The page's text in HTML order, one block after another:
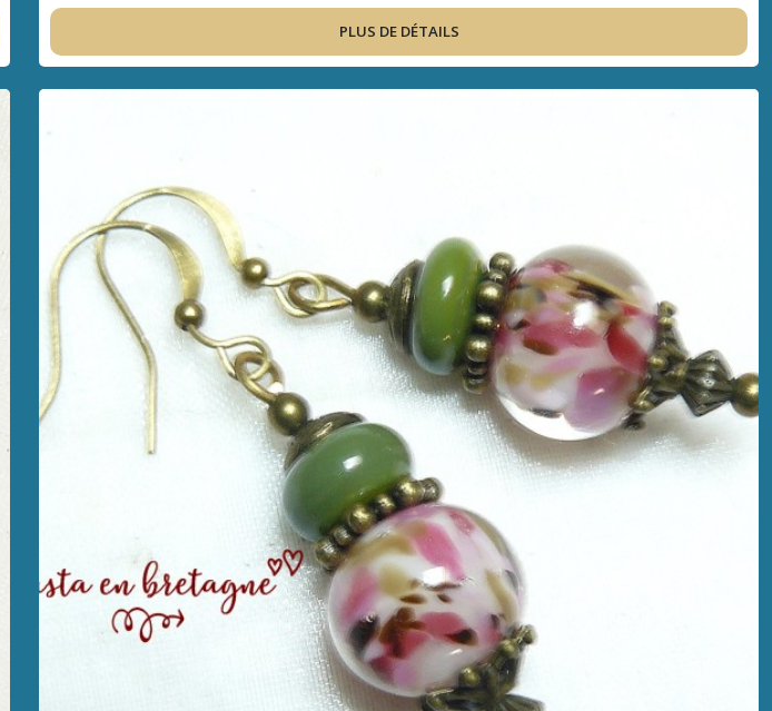
anniversaire, fêtes, Noël
PLUS DE DÉTAILS